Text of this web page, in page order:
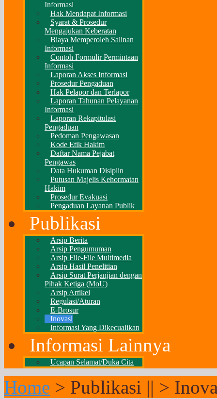
Informasi
Hak Mendapat Informasi
Syarat & Prosedur
Mengajukan Keberatan
Biaya Memperoleh Salinan
Informasi
Contoh Formulir Permintaan
Informasi
Laporan Akses Informasi
Prosedur Pengaduan
Hak Pelapor dan Terlapor
Laporan Tahunan Pelayanan
Informasi
Laporan Rekapitulasi
Pengaduan
Pedoman Pengawasan
Kode Etik Hakim
Daftar Nama Pejabat
Pengawas
Data Hukuman Disiplin
Putusan Majelis Kehormatan
Hakim
Prosedur Evakuasi
Pengaduan Layanan Publik
Publikasi
Arsip Berita
Arsip Pengumuman
Arsip File-File Multimedia
Arsip Hasil Penelitian
Arsip Surat Perjanjian dengan
Pihak Ketiga (MoU)
Arsip Artikel
Regulasi/Aturan
E-Brosur
Inovasi
Informasi Yang Dikecualikan
Informasi Lainnya
Ucapan Selamat/Duka Cita
Home > Publikasi || >